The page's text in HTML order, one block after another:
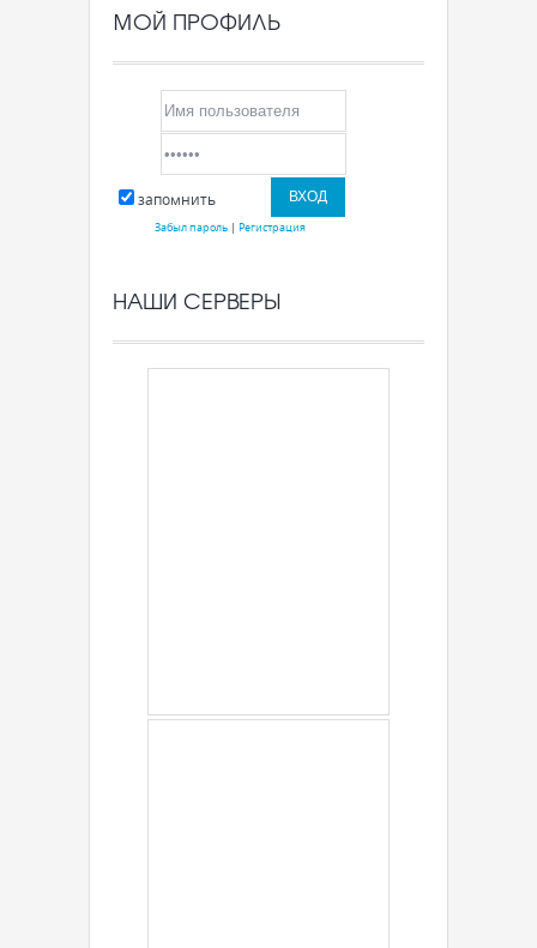
МОЙ ПРОФИЛЬ
запомнить
Забыл пароль| Регистрация
НАШИ СЕРВЕРЫ